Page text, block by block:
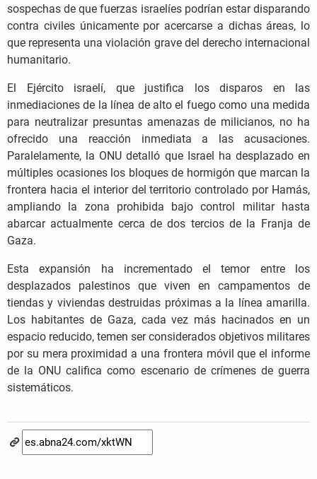
sospechas de que fuerzas israelíes podrían estar disparando
contra civiles únicamente por acercarse a dichas áreas, lo
que representa una violación grave del derecho internacional
humanitario.
El Ejército israelí, que justifica los disparos en las
inmediaciones de la línea de alto el fuego como una medida
para neutralizar presuntas amenazas de milicianos, no ha
ofrecido una reacción inmediata a las acusaciones.
Paralelamente, la ONU detalló que Israel ha desplazado en
múltiples ocasiones los bloques de hormigón que marcan la
frontera hacia el interior del territorio controlado por Hamás,
ampliando la zona prohibida bajo control militar hasta
abarcar actualmente cerca de dos tercios de la Franja de
Gaza.
Esta expansión ha incrementado el temor entre los
desplazados palestinos que viven en campamentos de
tiendas y viviendas destruidas próximas a la línea amarilla.
Los habitantes de Gaza, cada vez más hacinados en un
espacio reducido, temen ser considerados objetivos militares
por su mera proximidad a una frontera móvil que el informe
de la ONU califica como escenario de crímenes de guerra
sistemáticos.